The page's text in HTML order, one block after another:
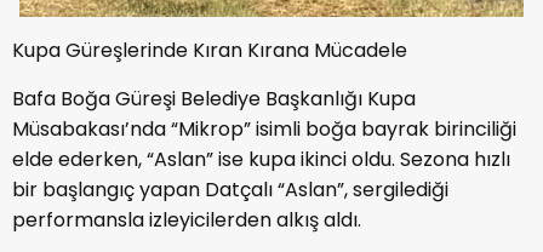
Kupa Güreşlerinde Kıran Kırana Mücadele
Bafa Boğa Güreşi Belediye Başkanlığı Kupa
Müsabakası’nda “Mikrop” isimli boğa bayrak birinciliği
elde ederken, “Aslan” ise kupa ikinci oldu. Sezona hızlı
bir başlangıç yapan Datçalı “Aslan”, sergilediği
performansla izleyicilerden alkış aldı.